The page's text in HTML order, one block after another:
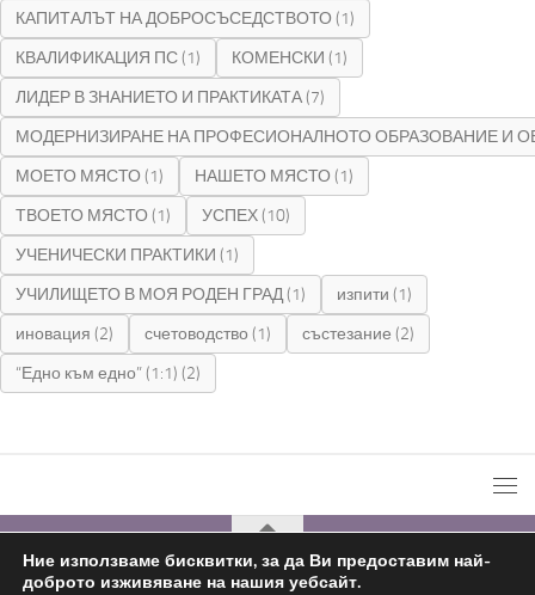
КАПИТАЛЪТ НА ДОБРОСЪСЕДСТВОТО (1)
КВАЛИФИКАЦИЯ ПС(1) КОМЕНСКИ (1)
ЛИДЕР В ЗНАНИЕТО И ПРАКТИКАТА(7)
МОДЕРНИЗИРАНЕ НА ПРОФЕСИОНАЛНОТО ОБРАЗОВАНИЕ И
МОЕТО МЯСТО (1) НАШЕТО МЯСТО (1)
ТВОЕТО МЯСТО (1) УСПЕХ(10)
УЧЕНИЧЕСКИ ПРАКТИКИ (1)
УЧИЛИЩЕТО В МОЯ РОДЕН ГРАД(1) изпити (1)
иновация (2) счетоводство (1) състезание (2)
“Едно към едно” (1:1) (2)
С подкрепата наНиколай Комнев2019 - 2026
Ние използваме бисквитки, за да Ви предоставим най-
доброто изживяване на нашия уебсайт.